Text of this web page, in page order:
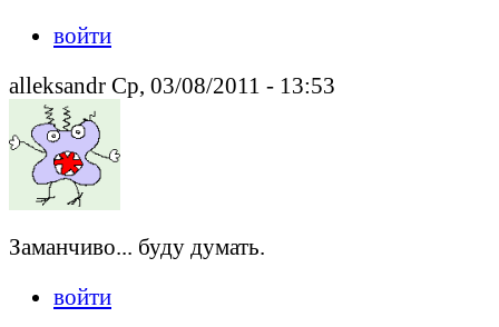
войти
alleksandr Ср, 03/08/2011 - 13:53
Заманчиво... буду думать.
войти